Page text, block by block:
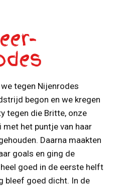
tegen Nijenrodes
begon en we kregen
tegen die Britte, onze
met het puntje van haar
Daarna maakten
goals en ging de
goed in de eerste helft
bleef goed dicht. In de